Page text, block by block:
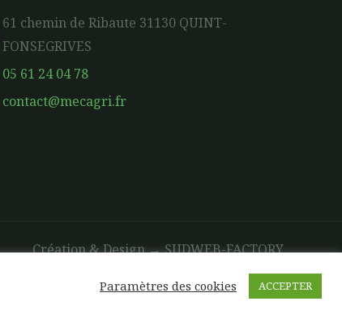
61 chemin de Ribaute 31130 QUINT-
FONSEGRIVES
05 61 24 04 78
contact@mecagri.fr
Création & Design →SUDWEB-FACTORY
Paramètres des cookies ACCEPTER